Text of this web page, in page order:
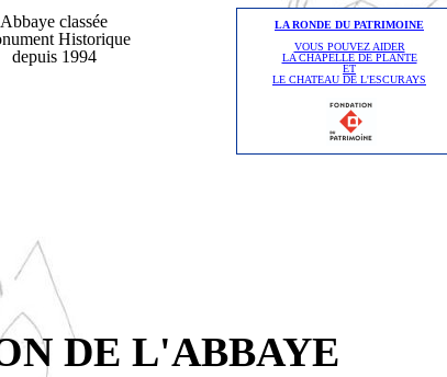
Abbaye classée
Historique
depuis 1994
DE L'ABBAYE
LA RONDE DU PATRIMOINE
VOUS POUVEZ AIDER
LA CHAPELLE DE PLANTE
ET
LE CHATEAU DE L'ESCURAYS